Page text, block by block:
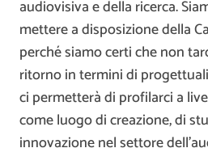
audiovisiva e della ricerca.
mettere a disposizione della
perché siamo certi che non
ritorno in termini di
ci permetterà di profilarci a
come luogo di creazione, di
innovazione nel settore